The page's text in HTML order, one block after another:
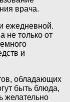
врача.
ежедневной.
не только от
и
обладающих
быть блюда,
желательно